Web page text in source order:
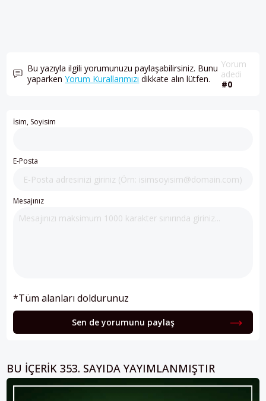
Bu yazıyla ilgili yorumunuzu paylaşabilirsiniz. Bunu
yaparkenYorum Kurallarımızı dikkate alın lütfen.
Yorum
adedi
#0
İsim, Soyisim
E-Posta
Mesajınız
*Tüm alanları doldurunuz
Sen de yorumunu paylaş
BU IÇERIK 353. SAYIDA YAYIMLANMIŞTIR